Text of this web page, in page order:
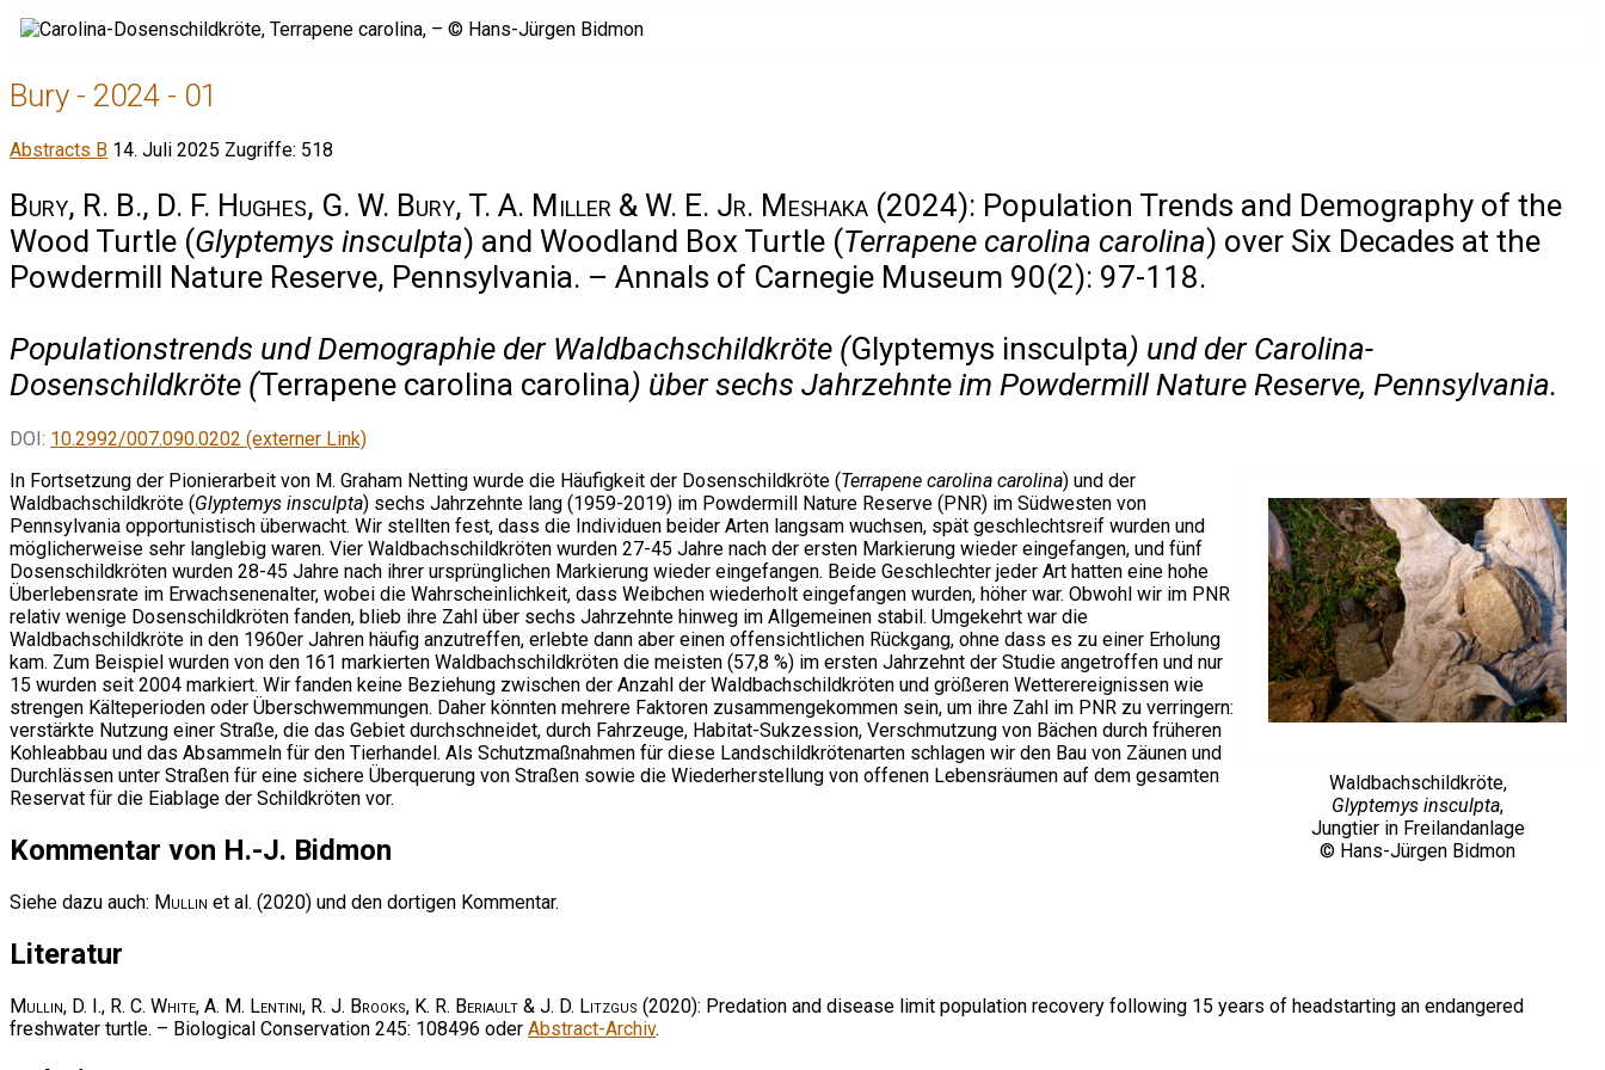
Bury - 2024 - 01
Abstracts B 14. Juli 2025 Zugriffe: 518
Bury, R. B., D. F. Hughes, G. W. Bury, T. A. Miller & W. E. Jr. Meshaka (2024): Population Trends and Demography of the
Wood Turtle (Glyptemys insculpta) and Woodland Box Turtle (Terrapene carolina carolina) over Six Decades at the
Powdermill Nature Reserve, Pennsylvania. – Annals of Carnegie Museum 90(2): 97-118.
Populationstrends und Demographie der Waldbachschildkröte (Glyptemys insculpta) und der Carolina-
Dosenschildkröte (Terrapene carolina carolina) über sechs Jahrzehnte im Powdermill Nature Reserve, Pennsylvania.
DOI: 10.2992/007.090.0202 (externer Link)
Waldbachschildkröte,
Glyptemys insculpta,
Jungtier in Freilandanlage
© Hans-Jürgen Bidmon
In Fortsetzung der Pionierarbeit von M. Graham Netting wurde die Häufigkeit der Dosenschildkröte (Terrapene carolina carolina) und der
Waldbachschildkröte (Glyptemys insculpta) sechs Jahrzehnte lang (1959-2019) im Powdermill Nature Reserve (PNR) im Südwesten von
Pennsylvania opportunistisch überwacht. Wir stellten fest, dass die Individuen beider Arten langsam wuchsen, spät geschlechtsreif wurden und
möglicherweise sehr langlebig waren. Vier Waldbachschildkröten wurden 27-45 Jahre nach der ersten Markierung wieder eingefangen, und fünf
Dosenschildkröten wurden 28-45 Jahre nach ihrer ursprünglichen Markierung wieder eingefangen. Beide Geschlechter jeder Art hatten eine hohe
Überlebensrate im Erwachsenenalter, wobei die Wahrscheinlichkeit, dass Weibchen wiederholt eingefangen wurden, höher war. Obwohl wir im PNR
relativ wenige Dosenschildkröten fanden, blieb ihre Zahl über sechs Jahrzehnte hinweg im Allgemeinen stabil. Umgekehrt war die
Waldbachschildkröte in den 1960er Jahren häufig anzutreffen, erlebte dann aber einen offensichtlichen Rückgang, ohne dass es zu einer Erholung
kam. Zum Beispiel wurden von den 161 markierten Waldbachschildkröten die meisten (57,8 %) im ersten Jahrzehnt der Studie angetroffen und nur
15 wurden seit 2004 markiert. Wir fanden keine Beziehung zwischen der Anzahl der Waldbachschildkröten und größeren Wetterereignissen wie
strengen Kälteperioden oder Überschwemmungen. Daher könnten mehrere Faktoren zusammengekommen sein, um ihre Zahl im PNR zu verringern:
verstärkte Nutzung einer Straße, die das Gebiet durchschneidet, durch Fahrzeuge, Habitat-Sukzession, Verschmutzung von Bächen durch früheren
Kohleabbau und das Absammeln für den Tierhandel. Als Schutzmaßnahmen für diese Landschildkrötenarten schlagen wir den Bau von Zäunen und
Durchlässen unter Straßen für eine sichere Überquerung von Straßen sowie die Wiederherstellung von offenen Lebensräumen auf dem gesamten
Reservat für die Eiablage der Schildkröten vor.
Kommentar von H.-J. Bidmon
Siehe dazu auch: Mullin et al. (2020) und den dortigen Kommentar.
Literatur
Mullin, D. I., R. C. White, A. M. Lentini, R. J. Brooks, K. R. Beriault & J. D. Litzgus (2020): Predation and disease limit population recovery following 15 years of headstarting an endangered
freshwater turtle. – Biological Conservation 245: 108496 oder Abstract-Archiv.